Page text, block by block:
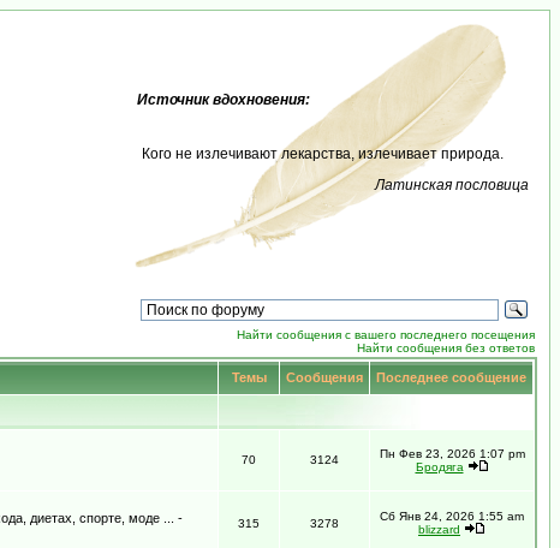
Источник вдохновения:
Кого не излечивают лекарства, излечивает природа.
Латинская пословица
Найти сообщения с вашего последнего посещения
Найти сообщения без ответов
Темы Сообщения Последнее сообщение
70 3124
Пн Фев 23, 2026 1:07 pm
Бродяга
диетах, спорте, моде ... -
315 3278
Сб Янв 24, 2026 1:55 am
blizzard